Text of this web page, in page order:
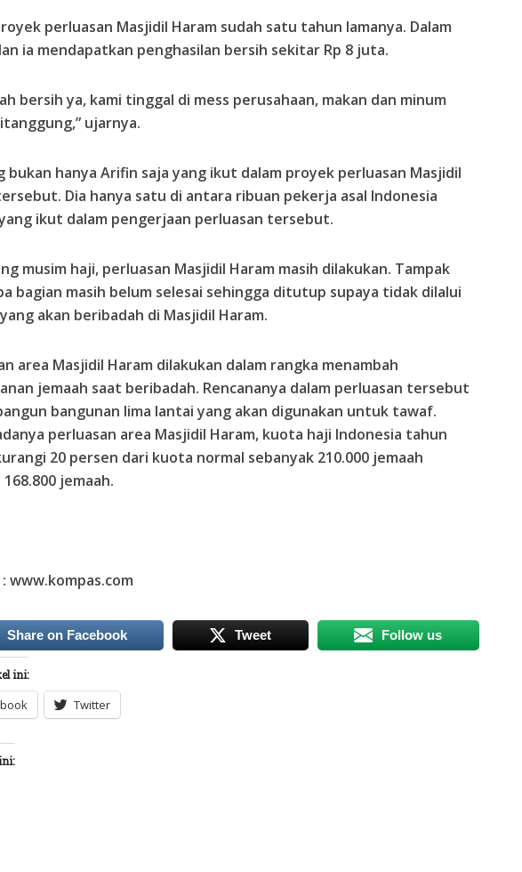
perluasan Masjidil Haram sudah satu tahun lamanya. Dalam
ia mendapatkan penghasilan bersih sekitar Rp 8 juta.
bersih ya, kami tinggal di mess perusahaan, makan dan minum
ujarnya.
bukan hanya Arifin saja yang ikut dalam proyek perluasan Masjidil
Dia hanya satu di antara ribuan pekerja asal Indonesia
ikut dalam pengerjaan perluasan tersebut.
musim haji, perluasan Masjidil Haram masih dilakukan. Tampak
bagian masih belum selesai sehingga ditutup supaya tidak dilalui
akan beribadah di Masjidil Haram.
area Masjidil Haram dilakukan dalam rangka menambah
jemaah saat beribadah. Rencananya dalam perluasan tersebut
bangunan lima lantai yang akan digunakan untuk tawaf.
perluasan area Masjidil Haram, kuota haji Indonesia tahun
20 persen dari kuota normal sebanyak 210.000 jemaah
jemaah.
www.kompas.com
Share on Facebook Tweet Follow us
ini:
Twitter